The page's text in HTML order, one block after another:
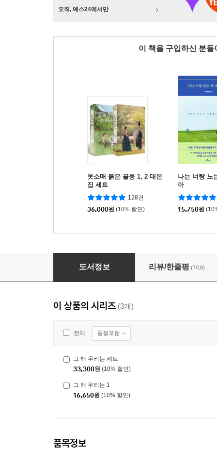
오직, 예스24에서만
이 책을 구입하신 분
옷소매 붉은 끝동 1, 2 대본
집 세트
128건
36,000원 (10% 할인)
나는 너랑 노
아
15,750원
그 해 우리는 2
도서정보 리뷰/한줄평 (7/18)
이 상품의 시리즈 (3개)
전체 품절포함
그 해 우리는 세트
33,300원 (10% 할인)
그 해 우리는 1
16,650원 (10% 할인)
품목정보